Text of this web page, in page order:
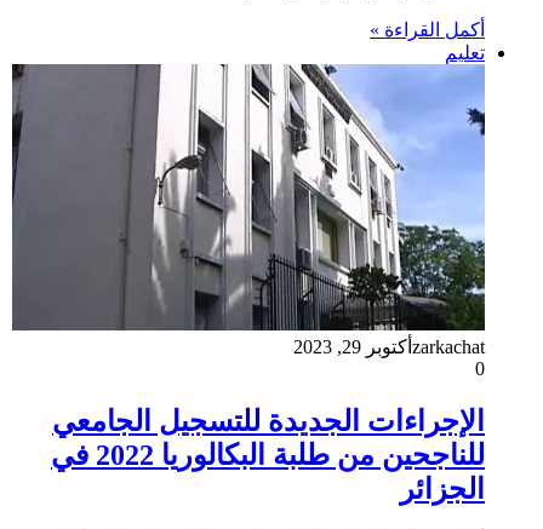
أكمل القراءة »
تعليم
zarkachat أكتوبر 29, 2023
0
الإجراءات الجديدة للتسجيل الجامعي
للناجحين من طلبة البكالوريا 2022 في
الجزائر